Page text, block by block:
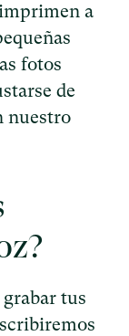
a
fotos
de
nuestro
grabar tus